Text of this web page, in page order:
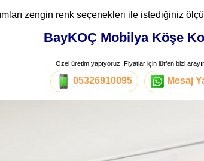
zengin renk seçenekleri ile istediğiniz
BayKOÇ Mobilya Köşe
Özel üretim yapıyoruz. Fiyatlar için lütfen bizi
05326910095 Mesaj